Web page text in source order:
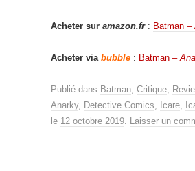
Acheter sur amazon.fr: Batman –
Acheter via bubble : Batman –
Publié dans Batman, Critique,
Anarky, Detective Comics, Icare,
le 12 octobre 2019. Laisser un